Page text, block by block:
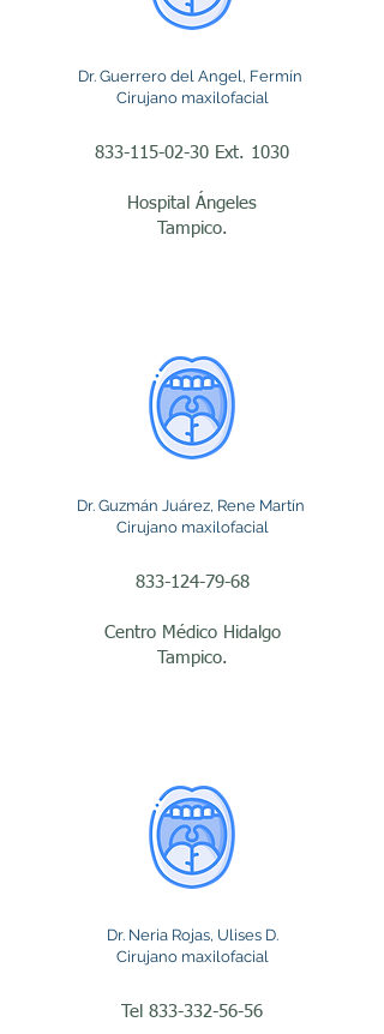
La cirugía maxilofacial
desempeña un papel
fundamental en el
tratamiento de múltiples
padecimientos que
afectan tanto la salud
cirujano maxilofacial por
dolor persistente en la
mandíbula, fracturas
faciales, infecciones
dentales severas, quistes,
tumores, alteraciones de la
mordida o problemas
relacionados con la
También son los
especialistas indicados
para realizar
procedimientos
quirúrgicos complejos que
mediante tratamientos
Dr. Guerrero del Angel, Fermín
Cirujano maxilofacial
833-115-02-30 Ext. 1030
Hospital Ángeles
Tampico.
Dr. Guzmán Juárez, Rene Martín
Cirujano maxilofacial
833-124-79-68
Centro Médico Hidalgo
Tampico.
Dr. Neria Rojas, Ulises D.
Cirujano maxilofacial
Tel 833-332-56-56